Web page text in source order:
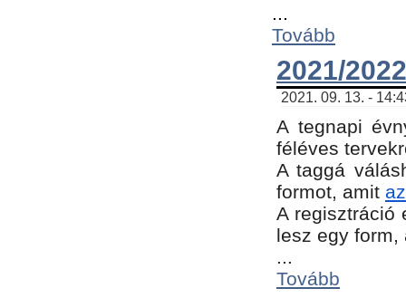
...
Tovább
2021/
2021. 09. 13. -
A tegnapi
féléves
A taggá
formot, amit
A regisztráció
lesz egy
...
Tovább